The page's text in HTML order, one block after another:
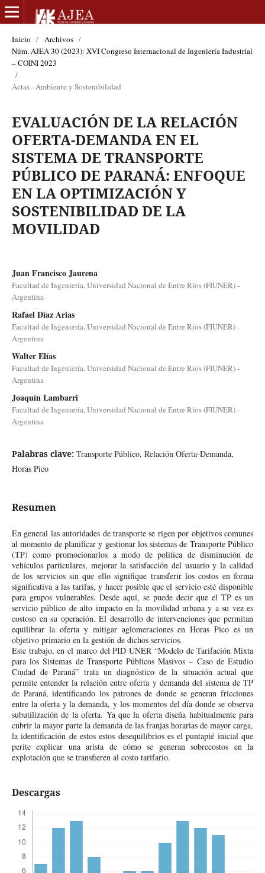
Inicio / Archivos /
Núm. AJEA 30 (2023): XVI Congreso Internacional de Ingeniería Industrial
– COINI 2023
/
Actas - Ambiente y Sostenibilidad
EVALUACIÓN DE LA RELACIÓN
OFERTA-DEMANDA EN EL
SISTEMA DE TRANSPORTE
PÚBLICO DE PARANÁ: ENFOQUE
EN LA OPTIMIZACIÓN Y
SOSTENIBILIDAD DE LA
MOVILIDAD
Juan Francisco Jaurena
Facultad de Ingeniería, Universidad Nacional de Entre Ríos (FIUNER) -
Argentina
Rafael Díaz Arias
Facultad de Ingeniería, Universidad Nacional de Entre Ríos (FIUNER) -
Argentina
Walter Elías
Facultad de Ingeniería, Universidad Nacional de Entre Ríos (FIUNER) -
Argentina
Joaquín Lambarri
Facultad de Ingeniería, Universidad Nacional de Entre Ríos (FIUNER) -
Argentina
Palabras clave: Transporte Público, Relación Oferta-Demanda,
Horas Pico
Resumen
En general las autoridades de transporte se rigen por objetivos comunes
al momento de planificar y gestionar los sistemas de Transporte Público
(TP) como promocionarlos a modo de política de disminución de
vehículos particulares, mejorar la satisfacción del usuario y la calidad
de los servicios sin que ello signifique transferir los costos en forma
significativa a las tarifas, y hacer posible que el servicio esté disponible
para grupos vulnerables. Desde aquí, se puede decir que el TP es un
servicio público de alto impacto en la movilidad urbana y a su vez es
costoso en su operación. El desarrollo de intervenciones que permitan
equilibrar la oferta y mitigar aglomeraciones en Horas Pico es un
objetivo primario en la gestión de dichos servicios.
Este trabajo, en el marco del PID UNER “Modelo de Tarifación Mixta
para los Sistemas de Transporte Públicos Masivos – Caso de Estudio
Ciudad de Paraná” trata un diagnóstico de la situación actual que
permite entender la relación entre oferta y demanda del sistema de TP
de Paraná, identificando los patrones de donde se generan fricciones
entre la oferta y la demanda, y los momentos del día donde se observa
subutilización de la oferta. Ya que la oferta diseña habitualmente para
cubrir la mayor parte la demanda de las franjas horarias de mayor carga,
la identificación de estos estos desequilibrios es el puntapié inicial que
perite explicar una arista de cómo se generan sobrecostos en la
explotación que se transfieren al costo tarifario.
Descargas